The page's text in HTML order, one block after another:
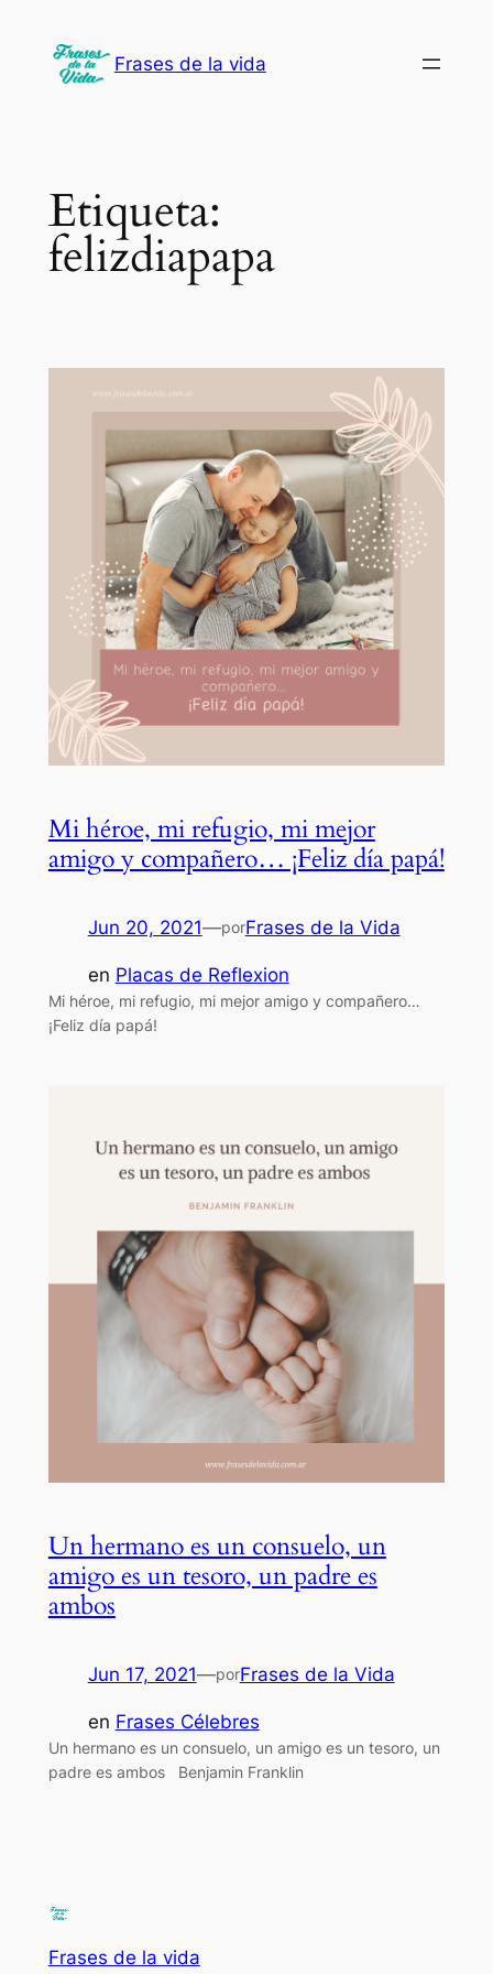
contenido
Frases de la vida
Etiqueta:
felizdiapapa
Mi héroe, mi refugio, mi mejor
amigo y compañero… ¡Feliz día papá!
Jun 20, 2021—porFrases de la Vida
en Placas de Reflexion
Mi héroe, mi refugio, mi mejor amigo y compañero…
¡Feliz día papá!
Un hermano es un consuelo, un
amigo es un tesoro, un padre es
ambos
Jun 17, 2021—porFrases de la Vida
en Frases Célebres
Un hermano es un consuelo, un amigo es un tesoro, un
padre es ambos Benjamin Franklin
Frases de la vida